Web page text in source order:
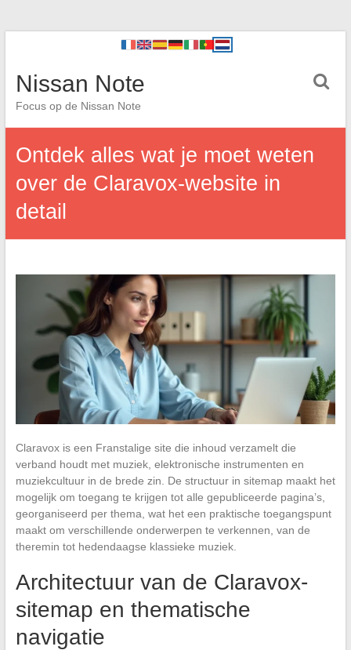
Nissan Note
Focus op de Nissan Note
Ontdek alles wat je moet weten
over de Claravox-website in
detail
Claravox is een Franstalige site die inhoud verzamelt die
verband houdt met muziek, elektronische instrumenten en
muziekcultuur in de brede zin. De structuur in sitemap maakt het
mogelijk om toegang te krijgen tot alle gepubliceerde pagina’s,
georganiseerd per thema, wat het een praktische toegangspunt
maakt om verschillende onderwerpen te verkennen, van de
theremin tot hedendaagse klassieke muziek.
Architectuur van de Claravox-
sitemap en thematische
navigatie